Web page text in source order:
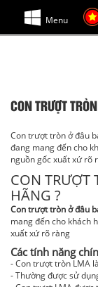
Menu
CON TRƯỢT
Con trượt tròn ở đâu
đang mang đến cho
nguồn gốc xuất xứ rõ
CON TRƯỢT
HÃNG ?
Con trượt tròn ở đâu
mang đến cho khách
xuất xứ rõ ràng
Các tính năng
- Con trượt tròn LMA
- Thường được sử